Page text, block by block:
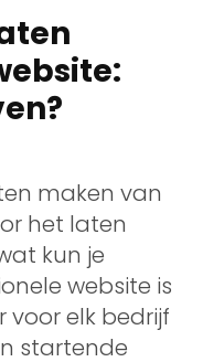
maken van
het laten
kun je
website is
elk bedrijf
startende